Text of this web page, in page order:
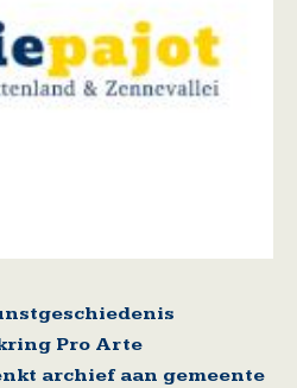
Pro Arte
archief aan gemeente